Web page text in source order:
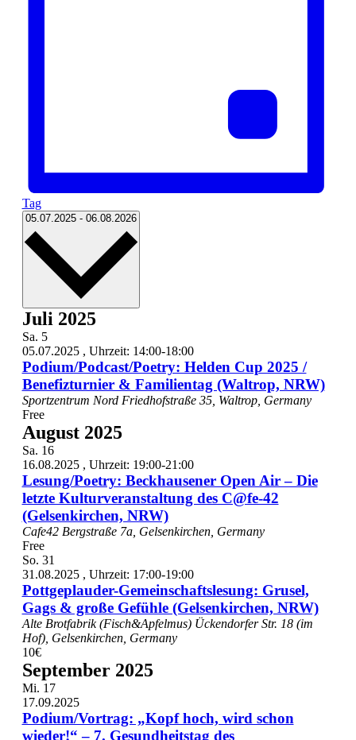
Tag
05.07.2025 - 06.08.2026 Datum
Juli 2025
Sa. 5
05.07.2025 , Uhrzeit: 14:00-18:00
Podium/Podcast/Poetry: Helden Cup 2025 /
Benefizturnier & Familientag (Waltrop, NRW)
Sportzentrum Nord Friedhofstraße 35, Waltrop, Germany
Free
August 2025
Sa. 16
16.08.2025 , Uhrzeit: 19:00-21:00
Lesung/Poetry: Beckhausener Open Air – Die
letzte Kulturveranstaltung des C@fe-42
(Gelsenkirchen, NRW)
Cafe42 Bergstraße 7a, Gelsenkirchen, Germany
Free
So. 31
31.08.2025 , Uhrzeit: 17:00-19:00
Pottgeplauder-Gemeinschaftslesung: Grusel,
Gags & große Gefühle (Gelsenkirchen, NRW)
Alte Brotfabrik (Fisch&Apfelmus) Ückendorfer Str. 18 (im
Hof), Gelsenkirchen, Germany
10€
September 2025
Mi. 17
17.09.2025
Podium/Vortrag: „Kopf hoch, wird schon
wieder!“ – 7. Gesundheitstag des